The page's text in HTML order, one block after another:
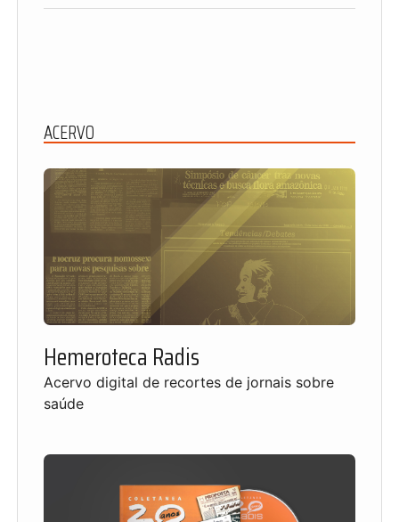
ACERVO
Hemeroteca Radis
Acervo digital de recortes de jornais sobre
saúde